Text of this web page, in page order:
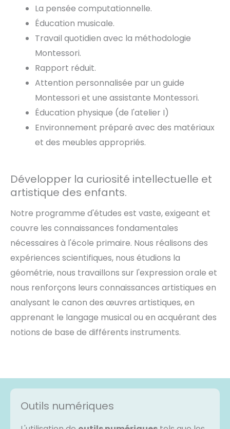
La pensée computationnelle.
Éducation musicale.
Travail quotidien avec la méthodologie
Montessori.
Rapport réduit.
Attention personnalisée par un guide
Montessori et une assistante Montessori.
Éducation physique (de l'atelier I)
Environnement préparé avec des matériaux
et des meubles appropriés.
Développer la curiosité intellectuelle et
artistique des enfants.
Notre programme d'études est vaste, exigeant et
couvre les connaissances fondamentales
nécessaires à l'école primaire. Nous réalisons des
expériences scientifiques, nous étudions la
géométrie, nous travaillons sur l'expression orale et
nous renforçons leurs connaissances artistiques en
analysant le canon des œuvres artistiques, en
apprenant le langage musical ou en acquérant des
notions de base de différents instruments.
Outils numériques